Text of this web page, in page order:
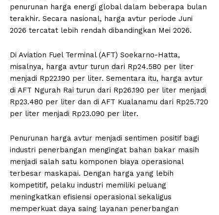
penurunan harga energi global dalam beberapa bulan
terakhir. Secara nasional, harga avtur periode Juni
2026 tercatat lebih rendah dibandingkan Mei 2026.
Di Aviation Fuel Terminal (AFT) Soekarno-Hatta,
misalnya, harga avtur turun dari Rp24.580 per liter
menjadi Rp22.190 per liter. Sementara itu, harga avtur
di AFT Ngurah Rai turun dari Rp26.190 per liter menjadi
Rp23.480 per liter dan di AFT Kualanamu dari Rp25.720
per liter menjadi Rp23.090 per liter.
Penurunan harga avtur menjadi sentimen positif bagi
industri penerbangan mengingat bahan bakar masih
menjadi salah satu komponen biaya operasional
terbesar maskapai. Dengan harga yang lebih
kompetitif, pelaku industri memiliki peluang
meningkatkan efisiensi operasional sekaligus
memperkuat daya saing layanan penerbangan